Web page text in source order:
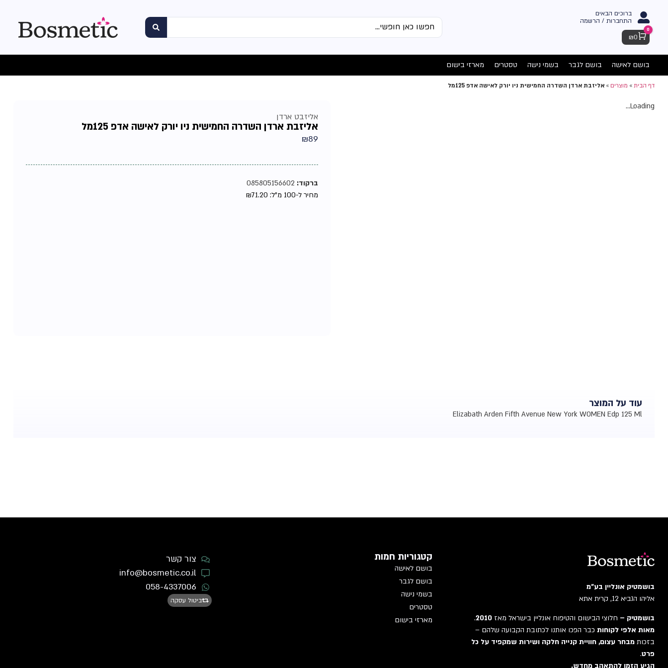
ברוכים הבאים
התחברות / הרשמה
Cart
0
₪0
בושם לאישה בושם לגבר בשמי נישה טסטרים מארזי בישום
דף הבית» מוצרים» אליזבת ארדן השדרה החמישית ניו יורק לאישה אדפ 125מל
Loading...
אליזבט ארדן
אליזבת ארדן השדרה החמישית ניו יורק לאישה אדפ 125מל
₪89
ברקוד:
מחיר ל-100 מ"ל:
₪71.20
עוד על המוצר
Elizabath Arden Fifth Avenue New York WOMEN Edp 125 Ml
בושמטיק אונליין בע"מ
אליהו הנביא 12, קרית אתא
בושמטיק – חלוצי הבישום והטיפוח אונליין בישראל מאז 2010
.
מאות אלפי לקוחות כבר הפכו אותנו לכתובת הקבועה שלהם –
בזכות מבחר עצום, חוויית קנייה חלקה ושירות שמקפיד על כל
פרט.
הגיע הזמן להתאהב מחדש.
קטגוריות חמות
בושם לאישה
בושם לגבר
בשמי נישה
טסטרים
מארזי בישום
צור קשר
info@bosmetic.co.il
058-4337006
ביטול עסקה